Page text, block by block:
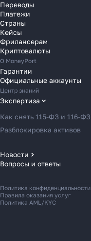
Переводы в Словению
Переводы в Финляндию
Переводы в Францию
Переводы в Хорватию
Переводы в Черногорию
Переводы в Чехию
Переводы в Швейцарию
Переводы в Эстонию
Переводы в Азербайджан
Переводы в Армению
Переводы в Турцию
Переводы в Индию
Переводы в Казахстан
Переводы в Кыргызстан
Переводы
Платежи
Страны
Кейсы
Фрилансерам
Криптовалюты
О MoneyPort
Гарантии
Официальные аккаунты
Центр знаний
Экспертиза
Как снять 115-ФЗ и 116-ФЗ
Разблокировка активов
Новости
Новости MoneyPort
Новости рынка
Вопросы и ответы
Политика конфиденциальности
Правила оказания услуг
Политика AML/KYC